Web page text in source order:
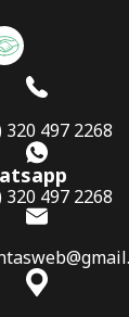
320 497 2268
320 497 2268